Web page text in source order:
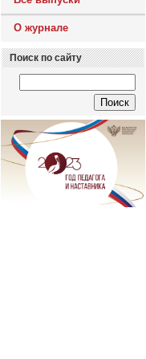
О журнале
Поиск по сайту